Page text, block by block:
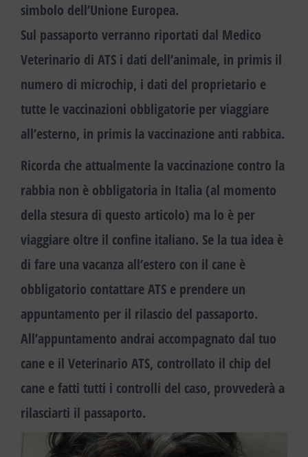
simbolo dell’Unione Europea.
Sul passaporto verranno riportati dal Medico
Veterinario di ATS i dati dell’animale, in primis il
numero di microchip, i dati del proprietario e
tutte le vaccinazioni obbligatorie per viaggiare
all’esterno, in primis la vaccinazione anti rabbica.
Ricorda che attualmente la vaccinazione contro la
rabbia non è obbligatoria in Italia (al momento
della stesura di questo articolo) ma lo è per
viaggiare oltre il confine italiano. Se la tua idea è
di fare una vacanza all’estero con il cane è
obbligatorio contattare ATS e prendere un
appuntamento per il rilascio del passaporto.
All’appuntamento andrai accompagnato dal tuo
cane e il Veterinario ATS, controllato il chip del
cane e fatti tutti i controlli del caso, provvederà a
rilasciarti il passaporto.